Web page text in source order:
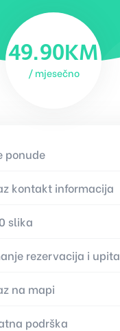
49.90KM
/ mjesečno
ponude
kontakt informacija
slika
rezervacija i upita
na mapi
podrška